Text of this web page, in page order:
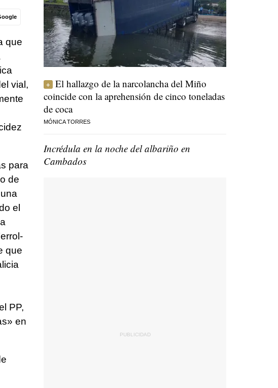
que
vial,
para
de
el
que
PP,
en
El hallazgo de la narcolancha del Miño
coincide con la aprehensión de cinco toneladas
de coca
MÓNICA TORRES
Incrédula en la noche del albariño en
Cambados